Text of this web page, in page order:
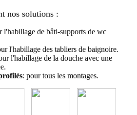
nos solutions :
l'habillage de bâti-supports de wc
l'habillage des tabliers de baignoire.
l'habillage de la douche avec une
: pour tous les montages.